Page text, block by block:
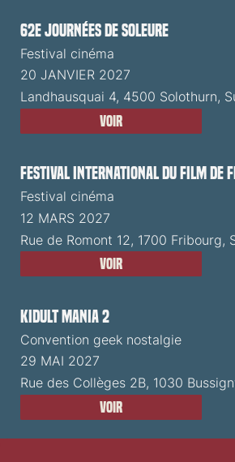
62e Journées de Soleure
Festival cinéma
20 JANVIER 2027
Landhausquai 4, 4500 Solothurn,
Voir
Festival International du Film de
Festival cinéma
12 MARS 2027
Rue de Romont 12, 1700 Fribourg,
Voir
Kidult Mania 2
Convention geek nostalgie
29 MAI 2027
Rue des Collèges 2B, 1030
Voir